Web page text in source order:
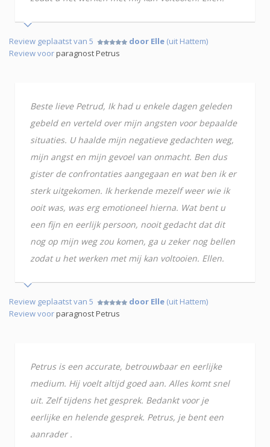
Review geplaatst van 5 door Elle (uit Hattem)
Review voorparagnost Petrus
Beste lieve Petrud, Ik had u enkele dagen geleden
gebeld en verteld over mijn angsten voor bepaalde
situaties. U haalde mijn negatieve gedachten weg,
mijn angst en mijn gevoel van onmacht. Ben dus
gister de confrontaties aangegaan en wat ben ik er
sterk uitgekomen. Ik herkende mezelf weer wie ik
ooit was, was erg emotioneel hierna. Wat bent u
een fijn en eerlijk persoon, nooit gedacht dat dit
nog op mijn weg zou komen, ga u zeker nog bellen
zodat u het werken met mij kan voltooien. Ellen.
Review geplaatst van 5 door Elle (uit Hattem)
Review voorparagnost Petrus
Petrus is een accurate, betrouwbaar en eerlijke
medium. Hij voelt altijd goed aan. Alles komt snel
uit. Zelf tijdens het gesprek. Bedankt voor je
eerlijke en helende gesprek. Petrus, je bent een
aanrader .